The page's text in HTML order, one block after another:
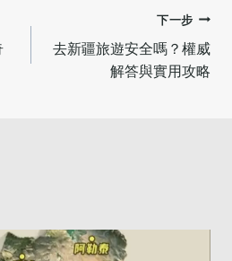
下一步
去新疆旅遊安全嗎？權威
解答與實用攻略